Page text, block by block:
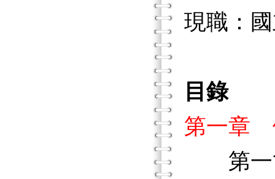
現職：
目錄
第一章
第一